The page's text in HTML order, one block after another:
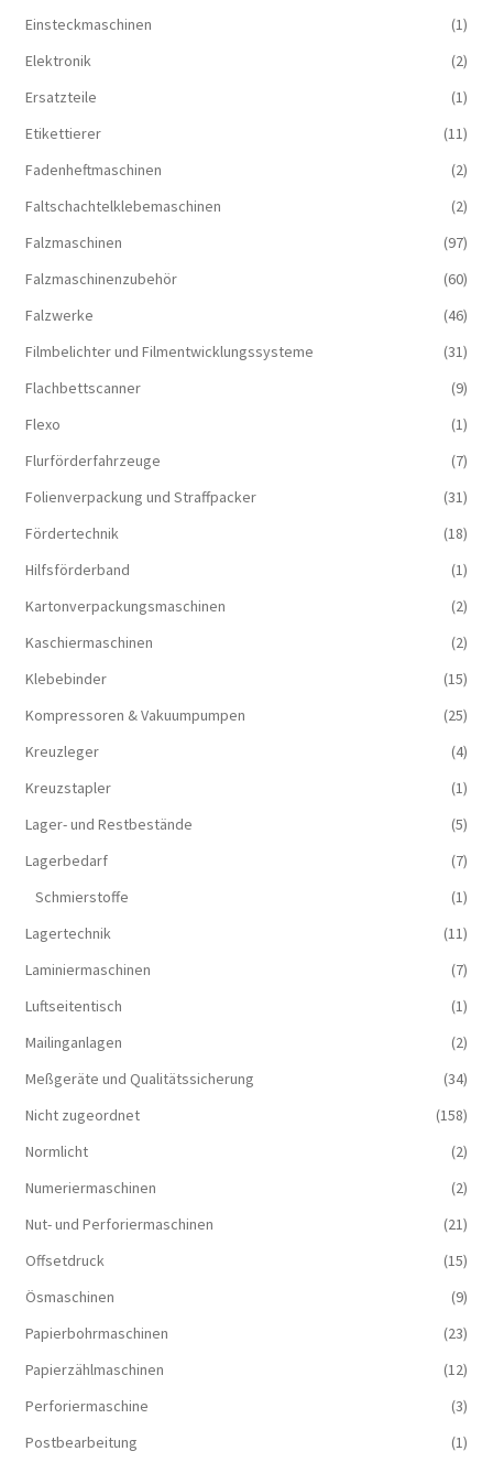
Einsteckmaschinen
(1)
Elektronik
(2)
Ersatzteile
(1)
Etikettierer
(11)
Fadenheftmaschinen
(2)
Faltschachtelklebemaschinen
(2)
Falzmaschinen
(97)
Falzmaschinenzubehör
(60)
Falzwerke
(46)
Filmbelichter und Filmentwicklungssysteme
(31)
Flachbettscanner
(9)
Flexo
(1)
Flurförderfahrzeuge
(7)
Folienverpackung und Straffpacker
(31)
Fördertechnik
(18)
Hilfsförderband
(1)
Kartonverpackungsmaschinen
(2)
Kaschiermaschinen
(2)
Klebebinder
(15)
Kompressoren & Vakuum­pumpen
(25)
Kreuzleger
(4)
Kreuzstapler
(1)
Lager- und Restbestände
(5)
Lagerbedarf
(7)
Schmierstoffe
(1)
Lagertechnik
(11)
Laminiermaschinen
(7)
Luftseitentisch
(1)
Mailinganlagen
(2)
Meßgeräte und Qualitätssicherung
(34)
Nicht zugeordnet
(158)
Normlicht
(2)
Numeriermaschinen
(2)
Nut- und Perforiermaschinen
(21)
Offsetdruck
(15)
Ösmaschinen
(9)
Papierbohrmaschinen
(23)
Papierzählmaschinen
(12)
Perforiermaschine
(3)
Postbearbeitung
(1)